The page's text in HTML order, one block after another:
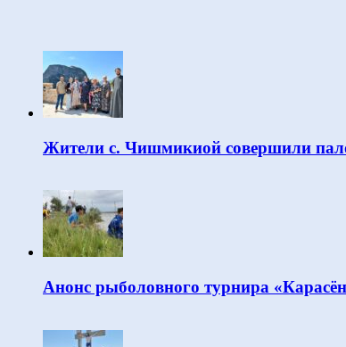
Жители с. Чишмикиой совершили
Анонс рыболовного турнира